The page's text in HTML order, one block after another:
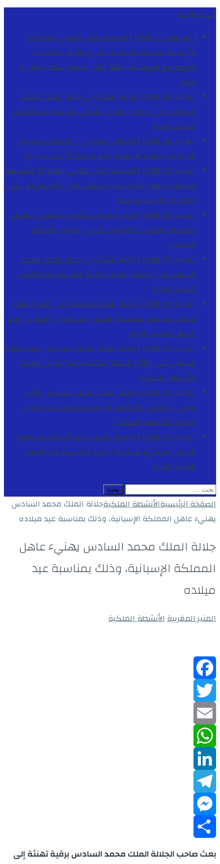
شريط الأخبار
[ أغسطس 1, 2026 ]
الدكتور نوفل كديلي يتفقد 12
مؤسسة تعليمية للإشراف على مراقبة الداخليات
والمطاعم المدرسية بجهة الدار البيضاء-سطاتطب و
صحة
[ يوليو 30, 2026 ]
برقية تهنئة الى جلالة الملك محمد
السادس من الدكتور رضوان غنيمي بمناسبة عيد العرش
المجيدالاخبار
[ يوليو 30, 2026 ]
الخطاب الملكي .. “فلسفة السيادة
الإيجابية وجدلية الاستقرار والديناميكية”كتاب و اراء
[ يوليو 29, 2026 ]
الدكتور نوفل كديلي يتفقد 39 مؤسسة
تعليمية بجهة الدار البيضاء-سطات خلال الموسم الدراسي
2025-2026
طب و صحة
[ يوليو 29, 2026 ]
النص الكامل للخطاب الملكي السامي
بمناسبة الذكرى الـ27 لعيد العرش المجيد
الأنشطة
الملكية
[ يوليو 29, 2026 ]
برقية تهنئة الى جلالة الملك محمد
السادس من الدكتور محمد الفائد بمناسبة عيد العرش
المجيدالاخبار
[ يوليو 29, 2026 ]
برقية تهنئة مرفوعة إلى جلالة الملك
محمد السادس بمناسبة الذكرى السابعة و العشرين لعيد
العرش المجيدالاخبار
[ يوليو 29, 2026 ]
جلالة الملك محمد السادس يصدر عفوه
السامي على 1788 شخصا بمناسبة عيد العرش المجيد
الأنشطة الملكية
[ يوليو 29, 2026 ]
جلالة الملك محمد السادس يترأس
يومي الخميس والجمعة مراسم احتفالات عيد العرش
المجيدالأنشطة الملكية
[ يوليو 29, 2026 ]
مراكش تعزز بنياتها التحتية وعرضها
التربوي بمشاريع هيكلية واعدة بمناسبة عيد العرش
المجيدالاخبار
البحث
عن:
الصفحة الرئيسيةالأنشطة الملكيةجلالة الملك محمد السادس
يهنيء عاهل المملكة الإسبانية، وذلك بمناسبة عيد ميلاده
جلالة الملك محمد السادس يهنيء عاهل
المملكة الإسبانية، وذلك بمناسبة عيد
ميلاده
المنبر المغربيةالأنشطة الملكية
Facebook
Twitter
Email
WhatsApp
LinkedIn
Telegram
Messenger
Share
بعث صاحب الجلالة الملك محمد السادس برقية تهنئة إلى